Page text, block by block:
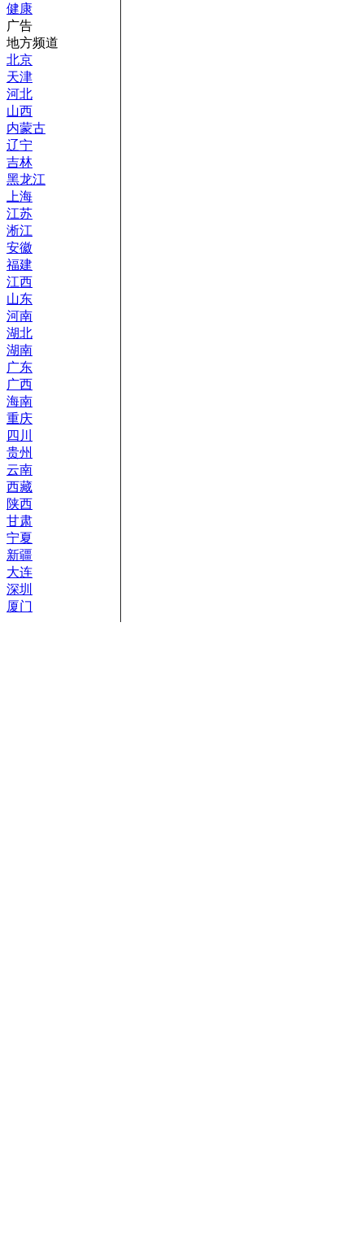
健康
广告
地方频道
北京
天津
河北
山西
内蒙古
辽宁
吉林
黑龙江
上海
江苏
淅江
安徽
福建
江西
山东
河南
湖北
湖南
广东
广西
海南
重庆
四川
贵州
云南
西藏
陕西
甘肃
宁夏
新疆
大连
深圳
厦门